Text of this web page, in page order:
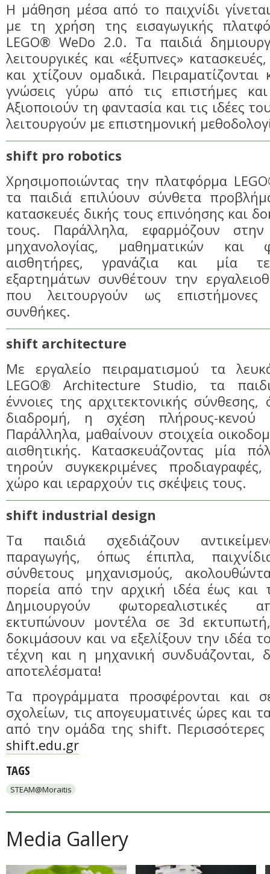
Η μάθηση μέσα από το παιχνίδι
με τη χρήση της εισαγωγικής
LEGO® WeDo 2.0. Τα παιδιά
λειτουργικές και «έξυπνες»
και χτίζουν ομαδικά.
γνώσεις γύρω από τις επιστήμες
Αξιοποιούν τη φαντασία και τις ιδέες
λειτουργούν με επιστημονική
shift pro robotics
Χρησιμοποιώντας την πλατφόρμα
τα παιδιά επιλύουν σύνθετα
κατασκευές δικής τους επινόησης και
τους. Παράλληλα, εφαρμόζουν στην
μηχανολογίας, μαθηματικών και
αισθητήρες, γρανάζια και μία
εξαρτημάτων συνθέτουν την
που λειτουργούν ως επιστήμονες
συνθήκες.
shift architecture
Με εργαλείο πειραματισμού τα
LEGO® Architecture Studio, τα
έννοιες της αρχιτεκτονικής
διαδρομή, η σχέση πλήρους-κενού
Παράλληλα, μαθαίνουν στοιχεία
αισθητικής. Κατασκευάζοντας μία
τηρούν συγκεκριμένες
χώρο και ιεραρχούν τις σκέψεις τους.
shift industrial design
Τα παιδιά σχεδιάζουν
παραγωγής, όπως έπιπλα,
σύνθετους μηχανισμούς,
πορεία από την αρχική ιδέα έως και
Δημιουργούν φωτορεαλιστικές
εκτυπώνουν μοντέλα σε 3d
δοκιμάσουν και να εξελίξουν την ιδέα
τέχνη και η μηχανική συνδυάζονται,
αποτελέσματα!
Τα προγράμματα προσφέρονται και
σχολείων, τις απογευματινές ώρες και
από την ομάδα της shift. Περισσότερες
shift.edu.gr
TAGS
STEAM@Moraitis
Media Gallery